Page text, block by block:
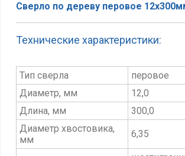
Сверло по дереву перовое
Технические характеристики:
Тип сверла
перовое
Диаметр, мм
12,0
Длина, мм
300,0
Диаметр хвостовика,
мм
6,35